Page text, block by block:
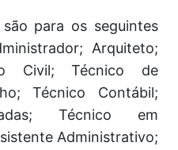
para os seguintes
Arquiteto;
Civil; Técnico de
Técnico Contábil;
Técnico em
Administrativo;